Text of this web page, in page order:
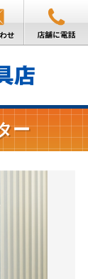
ー